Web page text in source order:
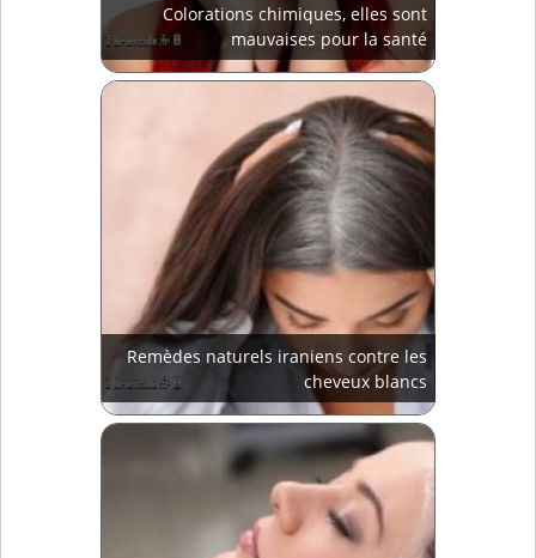
Colorations chimiques, elles sont
mauvaises pour la santé
Remèdes naturels iraniens contre les
cheveux blancs